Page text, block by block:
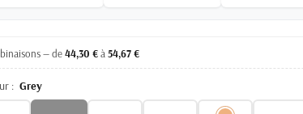
— de44,30 €à54,67 €
: Grey